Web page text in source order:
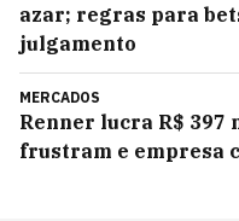
azar; regras para
julgamento
MERCADOS
Renner lucra R$ 397
frustram e empresa